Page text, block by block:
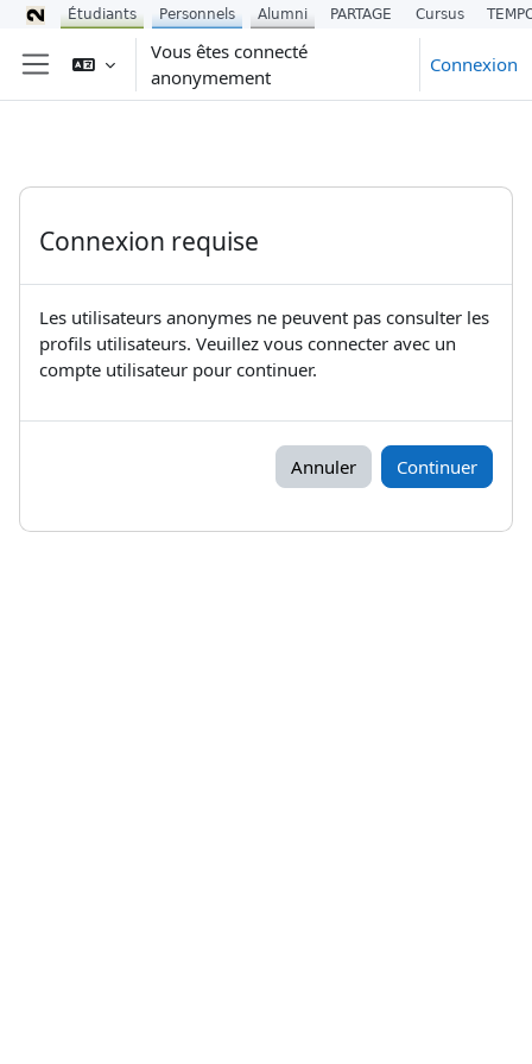
Passer au contenu principal
Panneau latéral
Vous êtes connecté
anonymement
Connexion
Connexion requise
Les utilisateurs anonymes ne peuvent pas consulter les
profils utilisateurs. Veuillez vous connecter avec un
compte utilisateur pour continuer.
Annuler Continuer
Étudiants Personnels Alumni PARTAGE Cursus